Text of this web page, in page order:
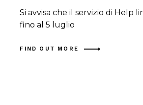
Si avvisa che il servizio di Help
fino al 5 luglio
FIND OUT MORE